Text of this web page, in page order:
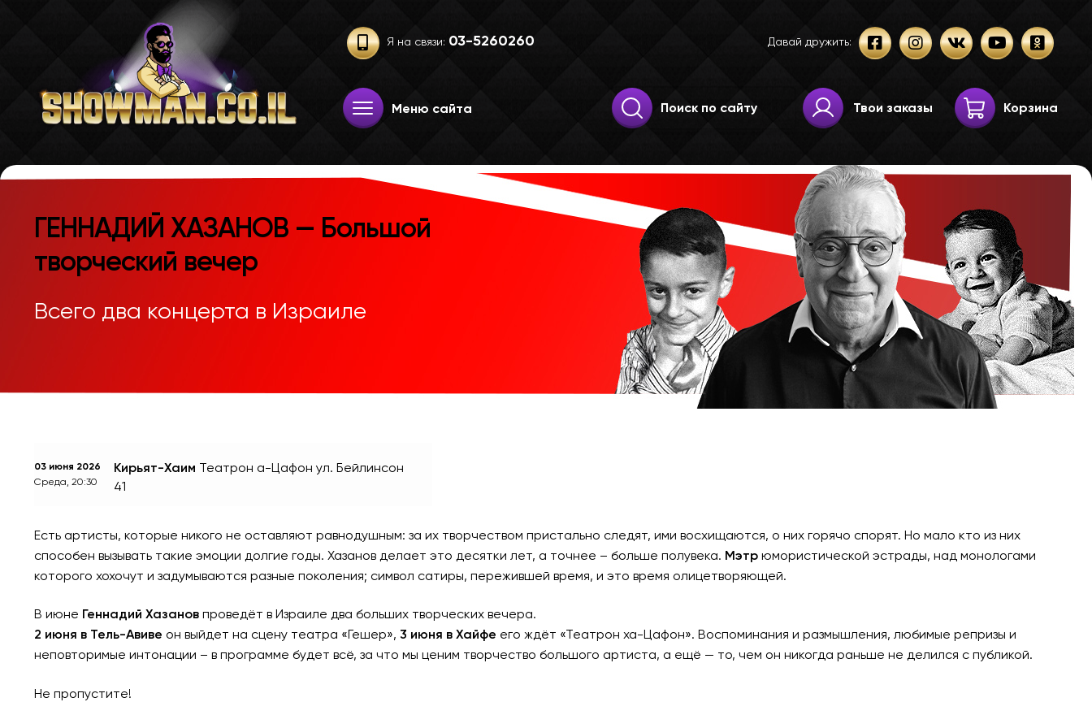
Я на связи: 03-52­60­260 Давай дружить:
Меню сайта
Искать:
Поиск
Твои заказы Корзина
ГЕННАДИЙ ХАЗАНОВ — Большой
творческий вечер
Всего два концерта в Израиле
03 июня 2026
Среда, 20:30
Кирьят-Хаим Театрон а-Цафон ул. Бейлинсон
41
Есть артисты, которые никого не оставляют равнодушным: за их творчеством пристально следят, ими восхищаются, о них горячо спорят. Но мало кто из них
способен вызывать такие эмоции долгие годы. Хазанов делает это десятки лет, а точнее – больше полувека. Мэтрюмористической эстрады, над монологами
которого хохочут и задумываются разные поколения; символ сатиры, пережившей время, и это время олицетворяющей.
В июне Геннадий Хазановпроведёт в Израиле два больших творческих вечера.
2 июня в Тель-Авиве он выйдет на сцену театра «Гешер», 3 июня в Хайфе его ждёт «Театрон ха-Цафон». Воспоминания и размышления, любимые репризы и
неповторимые интонации – в программе будет всё, за что мы ценим творчество большого артиста, а ещё — то, чем он никогда раньше не делился с публикой.
Не пропустите!